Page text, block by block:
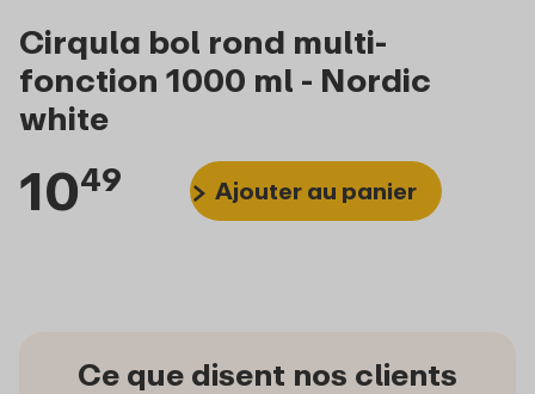
Cirqula bol rond multi-
fonction 1000 ml - Nordic
white
1049 Ajouter au panier
Ce que disent nos clients